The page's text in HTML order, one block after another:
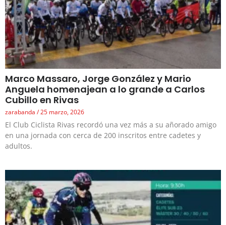
Marco Massaro, Jorge González y Mario
Anguela homenajean a lo grande a Carlos
Cubillo en Rivas
zarabanda 25 marzo, 2026
El Club Ciclista Rivas recordó una vez más a su añorado amigo
en una jornada con cerca de 200 inscritos entre cadetes y
adultos.